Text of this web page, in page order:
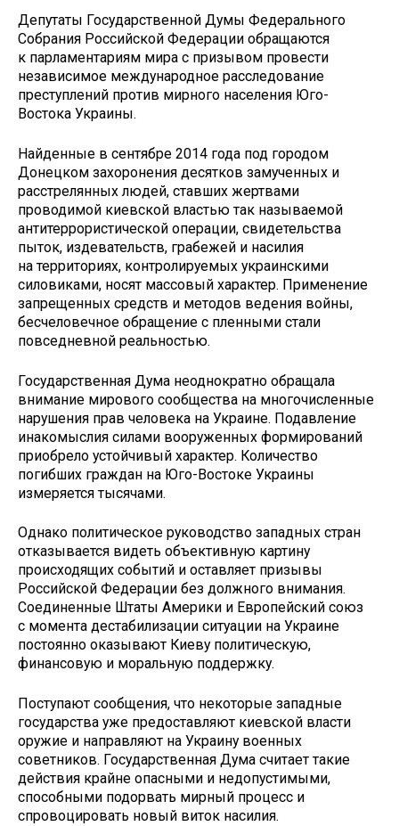
Депутаты Государственной Думы Федерального
Собрания Российской Федерации обращаются
к парламентариям мира с призывом провести
независимое международное расследование
преступлений против мирного населения Юго-
Востока Украины.
Найденные в сентябре 2014 года под городом
Донецком захоронения десятков замученных и
расстрелянных людей, ставших жертвами
проводимой киевской властью так называемой
антитеррористической операции, свидетельства
пыток, издевательств, грабежей и насилия
на территориях, контролируемых украинскими
силовиками, носят массовый характер. Применение
запрещенных средств и методов ведения войны,
бесчеловечное обращение с пленными стали
повседневной реальностью.
Государственная Дума неоднократно обращала
внимание мирового сообщества на многочисленные
нарушения прав человека на Украине. Подавление
инакомыслия силами вооруженных формирований
приобрело устойчивый характер. Количество
погибших граждан на Юго-Востоке Украины
измеряется тысячами.
Однако политическое руководство западных стран
отказывается видеть объективную картину
происходящих событий и оставляет призывы
Российской Федерации без должного внимания.
Соединенные Штаты Америки и Европейский союз
с момента дестабилизации ситуации на Украине
постоянно оказывают Киеву политическую,
финансовую и моральную поддержку.
Поступают сообщения, что некоторые западные
государства уже предоставляют киевской власти
оружие и направляют на Украину военных
советников. Государственная Дума считает такие
действия крайне опасными и недопустимыми,
способными подорвать мирный процесс и
спровоцировать новый виток насилия.